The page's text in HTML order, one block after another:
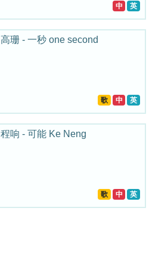
中 英
高珊 - 一秒 one second
歌 中 英
程响 - 可能 Ke Neng
歌 中 英